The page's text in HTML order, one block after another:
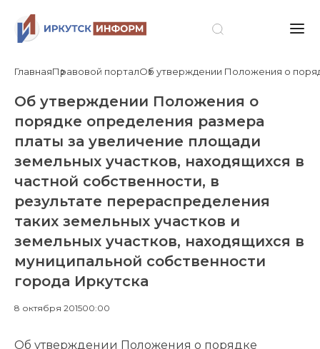
ГлавнаяПравовой порталОб утверждении Положения о
Об утверждении Положения о
порядке определения размера
платы за увеличение площади
земельных участков, находящихся в
частной собственности, в
результате перераспределения
таких земельных участков и
земельных участков, находящихся в
муниципальной собственности
города Иркутска
8 октября 201500:00
Об утверждении Положения о порядке